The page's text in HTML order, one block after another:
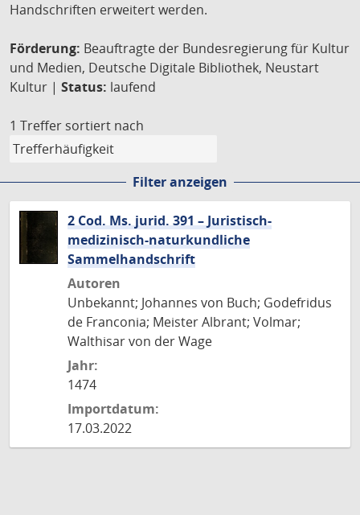
Handschriften erweitert werden.
Förderung: Beauftragte der Bundesregierung für Kultur
und Medien, Deutsche Digitale Bibliothek, Neustart
Kultur | Status: laufend
1 Treffer sortiert nach
Filter anzeigen
2 Cod. Ms. jurid. 391 – Juristisch-
medizinisch-naturkundliche
Sammelhandschrift
Autoren
Unbekannt; Johannes von Buch; Godefridus
de Franconia; Meister Albrant; Volmar;
Walthisar von der Wage
Jahr:
1474
Importdatum:
17.03.2022